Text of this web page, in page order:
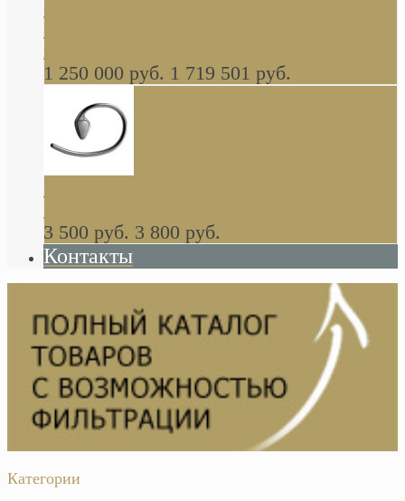
стиле барокко, из массива дерева, светло
коричневый матовый окрас + серебро
1 250 000 руб. 1 719 501 руб.
Khala Colombo аксессуары (серия) В
НАЛИЧИИ
3 500 руб. 3 800 руб.
Контакты
Категории